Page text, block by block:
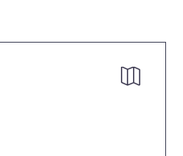

